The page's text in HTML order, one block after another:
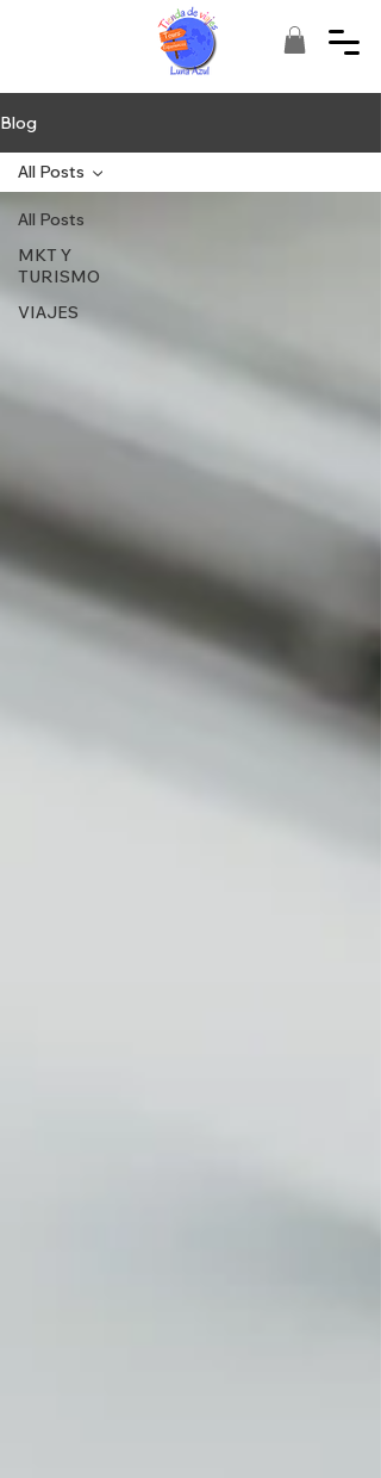
Blog
All Posts
MKT Y
TURISMO
VIAJES
All Posts